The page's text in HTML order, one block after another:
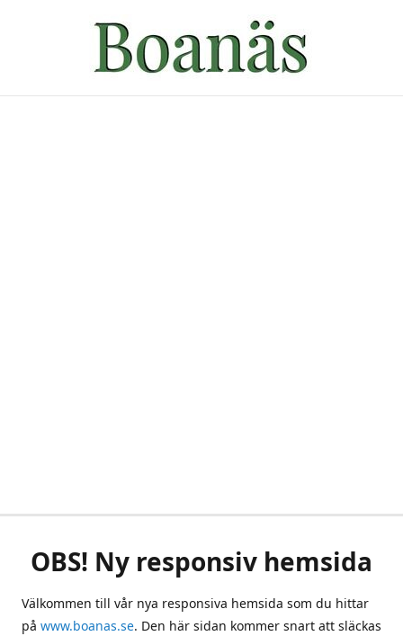
OBS! Ny responsiv hemsida
Välkommen till vår nya responsiva hemsida som du hittar
på www.boanas.se. Den här sidan kommer snart att släckas